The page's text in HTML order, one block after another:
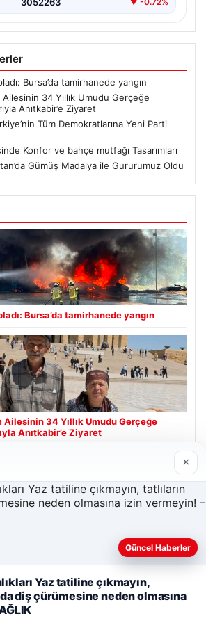
Bursa’da tamirhanede yangın
Ailesinin 34 Yıllık Umudu Gerçeğe
Anıtkabir’e Ziyaret
Tüm Demokratlarına Yeni Parti
Konfor ve bahçe mutfağı Tasarımları
Gümüş Madalya ile Gururumuz Oldu
Bursa’da tamirhanede yangın
Ailesinin 34 Yıllık Umudu Gerçeğe
Anıtkabir’e Ziyaret
ve geliştirmek amacıyla çerezler
×
Güncel Haberler
Yaz tatiline çıkmayın,
diş çürümesine neden olmasına